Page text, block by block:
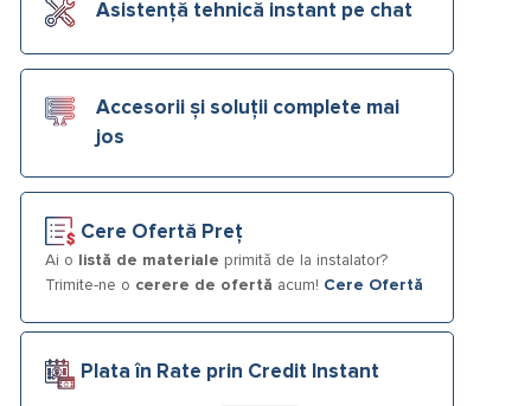
Asistență tehnică instant pe chat
Accesorii și soluții complete mai
jos
Cere Ofertă Preț
Ai o listă de materiale primită de la instalator?
Trimite-ne o cerere de ofertă acum! Cere Ofertă
Plata în Rate prin Credit Instant